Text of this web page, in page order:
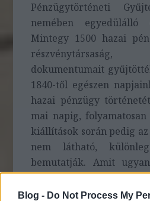
Blog - Do Not Process My
Pénzügytörténeti
nemében egyedülálló
Mintegy 1500 hazai
dokumentumait
1840-től egészen
hazai pénzügy
mai napig,
kiállítások során pedig
nem látható,
bemutatják. Amit
kiállítás részeként
megnézni, az a